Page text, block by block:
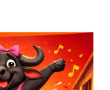
खान साहब ने तुम्हें
समझाया, उसी तरह यह
लेख में हम इस कालजयी